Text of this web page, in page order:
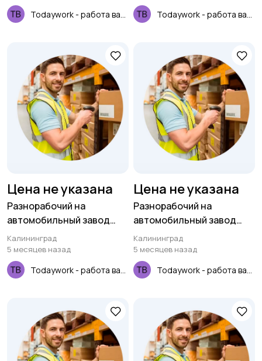
Цена не указана
Разнорабочий на
автомобильный завод
(вахта для РФ)
Калининград
5 месяцев назад
Цена не указана
Разнорабочий на
автомобильный завод
(вахта для РФ)
Калининград
5 месяцев назад